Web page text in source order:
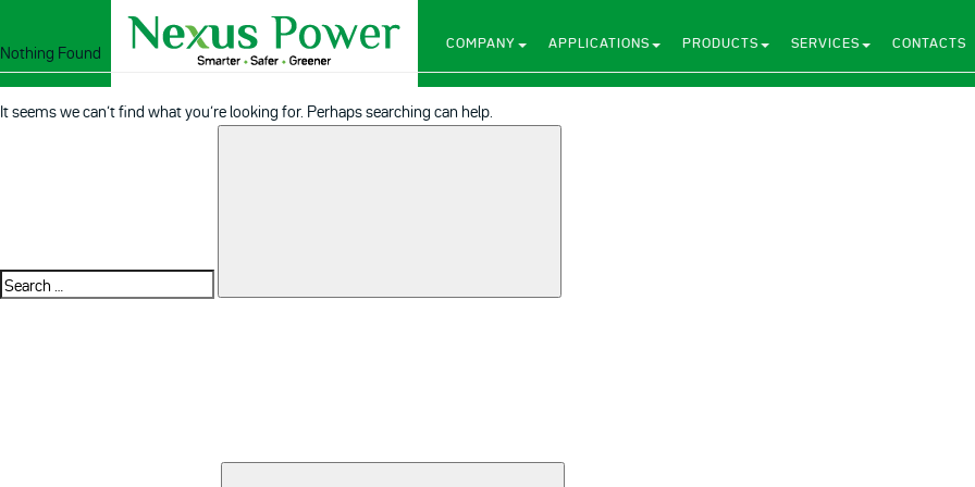
COMPANY APPLICATIONS PRODUCTS SERVICES CONTACTS
Nothing Found
It seems we can’t find what you’re looking for. Perhaps searching can help.